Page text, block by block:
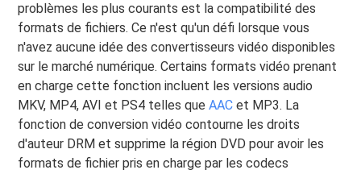
problèmes les plus courants est la compatibilité des
formats de fichiers. Ce n'est qu'un défi lorsque vous
n'avez aucune idée des convertisseurs vidéo disponibles
sur le marché numérique. Certains formats vidéo prenant
en charge cette fonction incluent les versions audio
MKV, MP4, AVI et PS4 telles queAAC et MP3. La
fonction de conversion vidéo contourne les droits
d'auteur DRM et supprime la région DVD pour avoir les
formats de fichier pris en charge par les codecs